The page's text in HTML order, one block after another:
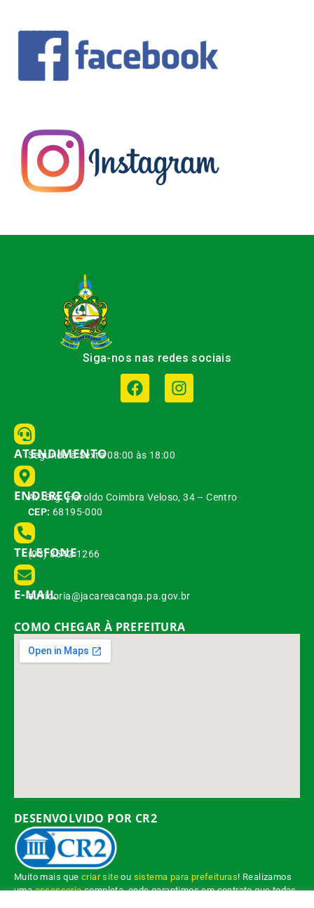
Siga-nos nas redes sociais
ATENDIMENTO
Segunda à Sexta 08:00 às 18:00
ENDEREÇO
Av. Brg. Haroldo Coimbra Veloso, 34 – Centro
CEP: 68195-000
TELEFONE
(93) 3542-1266
E-MAIL
ouvidoria@jacareacanga.pa.gov.br
COMO CHEGAR À PREFEITURA
DESENVOLVIDO POR CR2
Muito mais quecriar site ou sistema para prefeituras! Realizamos
umaassessoriacompleta, onde garantimos em contrato que todas